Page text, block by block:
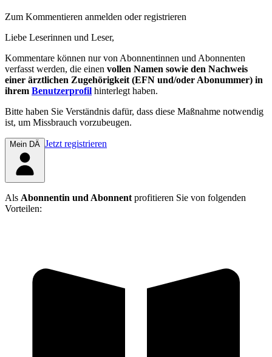
Zum Kommentieren anmelden oder registrieren
Liebe Leserinnen und Leser,
Kommentare können nur von Abonnentinnen und Abonnenten
verfasst werden, die einen vollen Namen sowie den Nachweis
einer ärztlichen Zugehörigkeit (EFN und/oder Abonummer) in
ihrem Benutzerprofil hinterlegt haben.
Bitte haben Sie Verständnis dafür, dass diese Maßnahme notwendig
ist, um Missbrauch vorzubeugen.
Mein DÄ Jetzt registrieren
Als Abonnentin und Abonnentprofitieren Sie von folgenden
Vorteilen: